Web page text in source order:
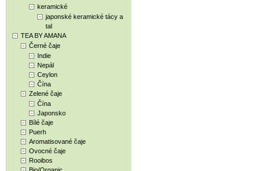
keramické
japonské keramické tácy a
tal
TEA BY AMANA
Černé čaje
Indie
Nepál
Ceylon
Čína
Zelené čaje
Čína
Japonsko
Bílé čaje
Puerh
Aromatisované čaje
Ovocné čaje
Rooibos